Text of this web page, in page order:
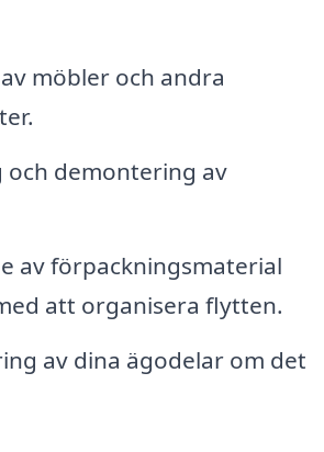
möbler och andra
demontering av
av förpackningsmaterial
att organisera flytten.
av dina ägodelar om det